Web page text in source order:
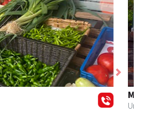
Next